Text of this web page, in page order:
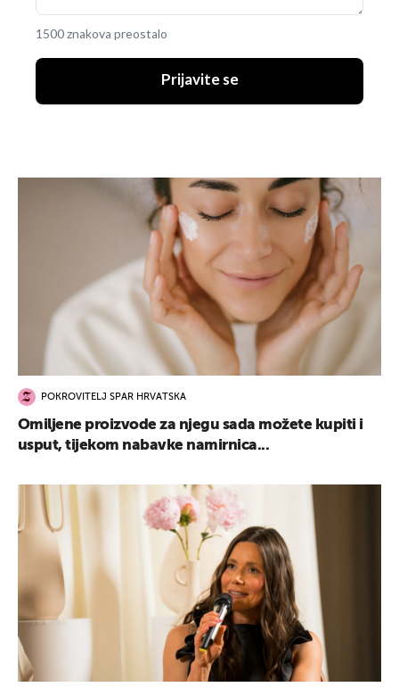
1500 znakova preostalo
Prijavite se
POKROVITELJ SPAR HRVATSKA
Omiljene proizvode za njegu sada možete kupiti i
usput, tijekom nabavke namirnica...